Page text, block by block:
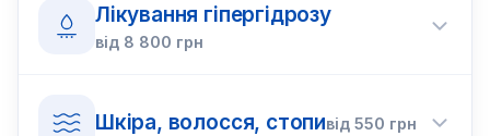
Лікування гіпергідрозу
від 8 800 грн
Шкіра, волосся, стопивід550 грн